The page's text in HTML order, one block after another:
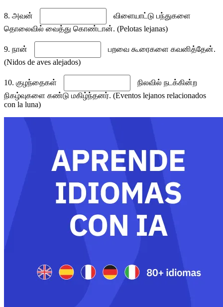
8. அவன்
விளையாட்டு பந்துகளை
தொலைவில் வைத்து கொண்டான். (Pelotas lejanas)
9. நான்
பறவை கூரைகளை கவனித்தேன்.
(Nidos de aves alejados)
10. குழந்தைகள்
நிலவில் நடக்கின்ற
நிகழ்வுகளை கண்டு மகிழ்ந்தனர். (Eventos lejanos relacionados
con la luna)